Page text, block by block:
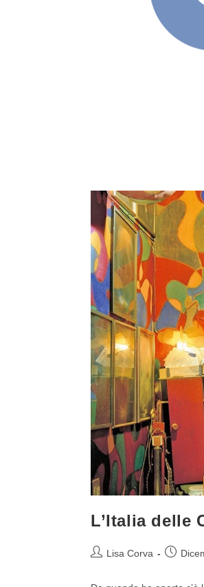
L’Italia delle
Lisa Corva